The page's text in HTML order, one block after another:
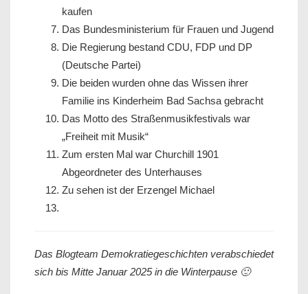
kaufen
Das Bundesministerium für Frauen und Jugend
Die Regierung bestand CDU, FDP und DP
(Deutsche Partei)
Die beiden wurden ohne das Wissen ihrer
Familie ins Kinderheim Bad Sachsa gebracht
Das Motto des Straßenmusikfestivals war
„Freiheit mit Musik“
Zum ersten Mal war Churchill 1901
Abgeordneter des Unterhauses
Zu sehen ist der Erzengel Michael
Das Blogteam Demokratiegeschichten verabschiedet
sich bis Mitte Januar 2025 in die Winterpause 🙂